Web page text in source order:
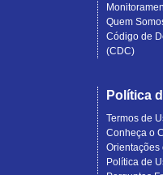
Quem
Código de
(CDC)
Política
Termos de
Conheça o
Orientações
Política de